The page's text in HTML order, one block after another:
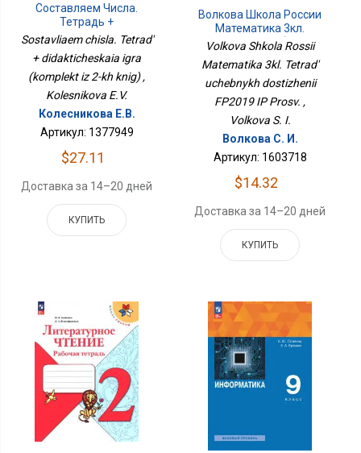
Составляем Числа.
Тетрадь +
Дидактическая Игра
Sostavliaem chisla. Tetrad'
+ didakticheskaia igra
(komplekt iz 2-kh knig) ,
Kolesnikova E.V.
Колесникова Е.В.
Артикул: 1377949
$27.11
Доставка за 14–20 дней
КУПИТЬ
Волкова Школа России
Математика 3кл.
Тетрадь Учебных
Просв.
Volkova Shkola Rossii
Matematika 3kl. Tetrad'
uchebnykh dostizhenii
FP2019 IP Prosv. ,
Volkova S. I.
Волкова С. И.
Артикул: 1603718
$14.32
Доставка за 14–20 дней
КУПИТЬ